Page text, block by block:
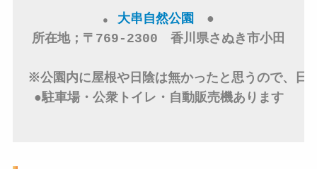
● 大串自然公園 ●
所在地；〒769-2300　香川県さぬき市小田
※公園内に屋根や日陰は無かったと思うので、日
●駐車場・公衆トイレ・自動販売機あります